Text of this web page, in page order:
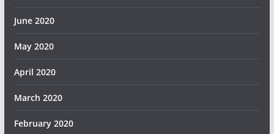
June 2020
May 2020
April 2020
March 2020
February 2020